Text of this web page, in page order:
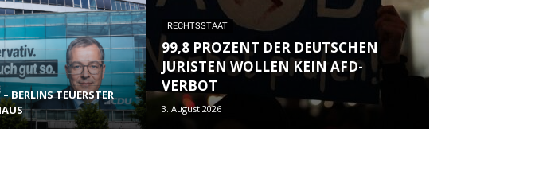
BERLINS TEUERSTER
RECHTSSTAAT
99,8 PROZENT DER DEUTSCHEN
JURISTEN WOLLEN KEIN AFD-
VERBOT
3. August 2026